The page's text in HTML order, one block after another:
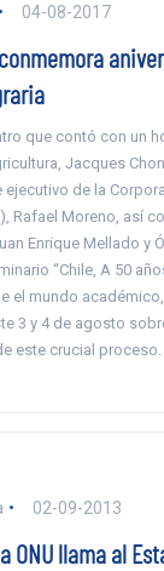
04-08-2017
que contó con un
Jacques
ejecutivo de la
Rafael Moreno, así
Enrique Mellado y
“Chile, A 50
el mundo
3 y 4 de agosto
este crucial proceso.
02-09-2013
ONU llama al